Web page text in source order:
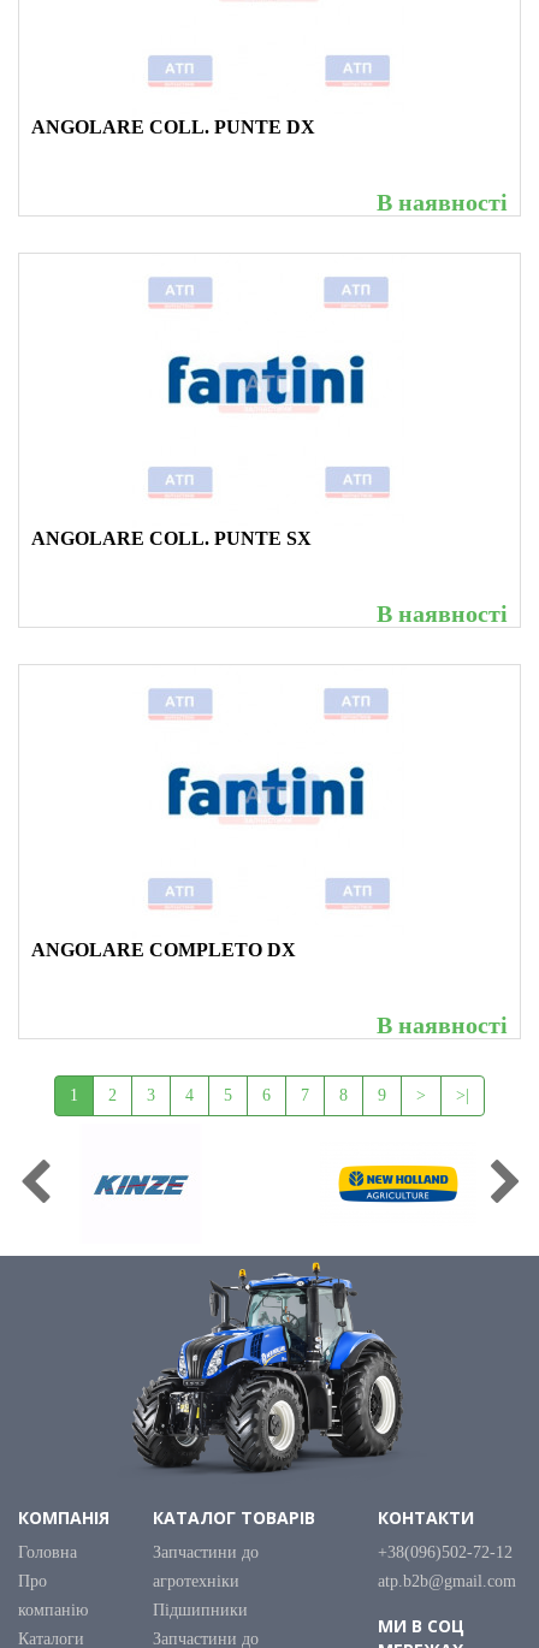
ANGOLARE COLL. PUNTE DX
В наявності
ANGOLARE COLL. PUNTE SX
В наявності
ANGOLARE COMPLETO DX
В наявності
1 2 3 4 5 6 7 8 9 > >|
КОМПАНІЯ
Головна
Про
компанію
Каталоги
КАТАЛОГ ТОВАРІВ
Запчастини до
агротехніки
Підшипники
Запчастини до
КОНТАКТИ
+38(096)502-72-12
atp.b2b@gmail.com
МИ В СОЦ